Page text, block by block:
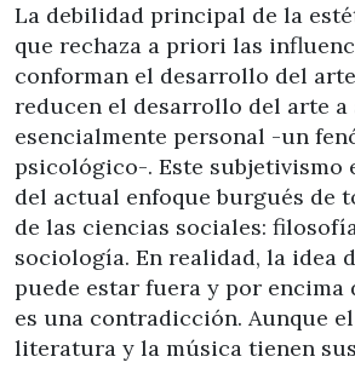
La debilidad principal de la
que rechaza a priori las
conforman el desarrollo del
reducen el desarrollo del arte a
esencialmente personal -un
psicológico-. Este subjetivismo
del actual enfoque burgués de
de las ciencias sociales:
sociología. En realidad, la idea
puede estar fuera y por encima
es una contradicción. Aunque
literatura y la música tienen